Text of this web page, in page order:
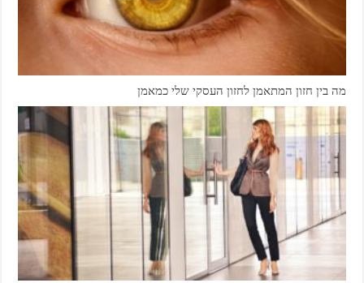
מה בין חזון המתאמן לחזון העסקי שלי כמאמן